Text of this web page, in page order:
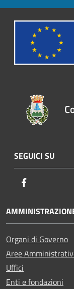
SEGUICI SU
Organi di Governo
Aree
Uffici
Enti e fondazioni